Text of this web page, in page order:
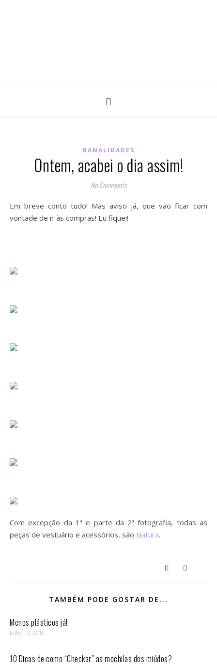
BANALIDADES
Ontem, acabei o dia assim!
No Comments
Em breve conto tudo! Mas aviso já, que vão ficar com
vontade de ir às compras! Eu fiquei!
Com excepção da 1ª e parte da 2ª fotografia, todas as
peças de vestuário e acessórios, são Natura.
TAMBÉM PODE GOSTAR DE...
Menos plásticos já!
Julho 16, 2018
10 Dicas de como “Checkar” as mochilas dos miúdos?